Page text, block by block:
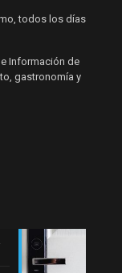
todos los días
Información de
gastronomía y